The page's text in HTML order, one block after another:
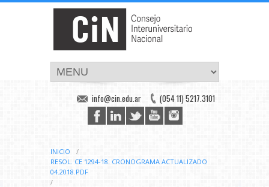
(054 11) 5217.3101
info@cin.edu.ar
INICIO
/
RESOL. CE 1294-18. CRONOGRAMA ACTUALIZADO
04.2018.PDF
/